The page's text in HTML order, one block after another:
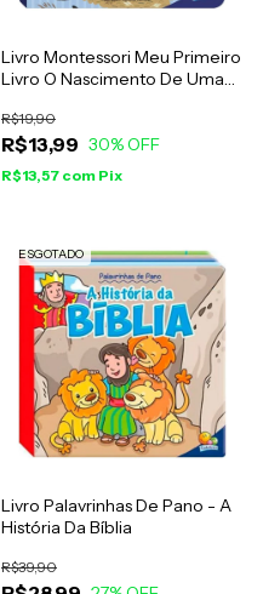
Livro Montessori Meu Primeiro
Livro O Nascimento De Uma
Piroddi
R$13,99
R$19,90
30% OFF
R$13,57 com Pix
ESGOTADO
Livro Palavrinhas De Pano - A
História Da Bíblia
R$39,90